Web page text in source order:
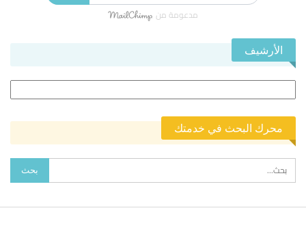
مدعومة من
الأرشيف
محرك البحث في خدمتك